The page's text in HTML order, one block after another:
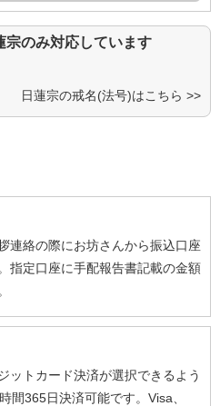
宗のみ対応しています
日蓮宗の戒名(法号)はこちら >>
連絡の際にお坊さんから振込口座
指定口座に手配報告書記載の金額
ットカード決済が選択できるよう
間365日決済可能です。Visa、